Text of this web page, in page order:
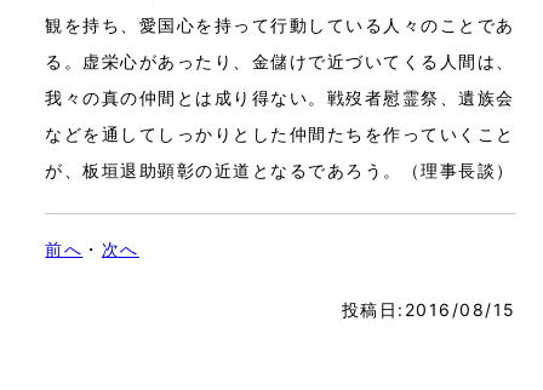
観を持ち、愛国心を持って行動している人々のことであ
る。虚栄心があったり、金儲けで近づいてくる人間は、
我々の真の仲間とは成り得ない。戦歿者慰霊祭、遺族会
などを通してしっかりとした仲間たちを作っていくこと
が、板垣退助顕彰の近道となるであろう。（理事長談）
前へ ・ 次へ
投稿日:2016/08/15